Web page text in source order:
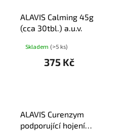
ALAVIS Calming 45g
(cca 30tbl.) a.u.v.
Skladem (>5 ks)
375 Kč
ALAVIS Curenzym
podporující hojení